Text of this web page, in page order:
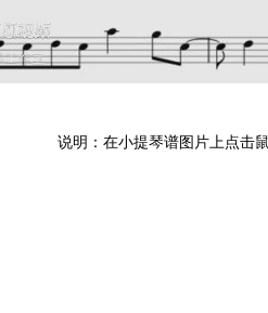
说明：在小提琴谱图片上点击